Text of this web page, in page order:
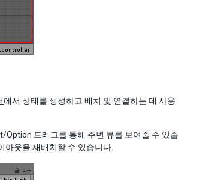
에서 상태를 생성하고 배치 및 연결하는 데 사용
Option 드래그를 통해 주변 뷰를 보여줄 수 있습
아웃을 재배치할 수 있습니다.